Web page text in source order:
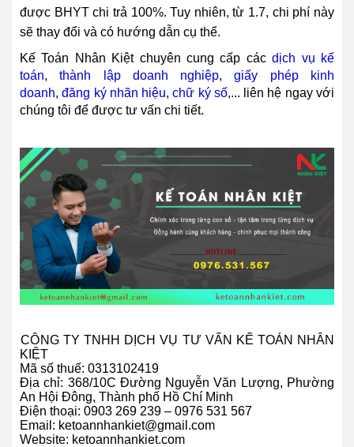
được BHYT chi trả 100%. Tuy nhiên, từ 1.7, chi phí này
sẽ thay đổi và có hướng dẫn cụ thể.
Kế Toán Nhân Kiệt chuyên cung cấp cácdịch vụ kế
toán,thành lập doanh nghiệp,giấy phép kinh
doanh,đăng ký nhãn hiệu,chữ ký số,... liên hệ ngay với
chúng tôi để được tư vấn chi tiết.
CÔNG TY TNHH DỊCH VỤ TƯ VẤN KẾ TOÁN NHÂN
KIỆT
Mã số thuế: 0313102419
Địa chỉ: 368/10C Đường Nguyễn Văn Lượng, Phường
An Hội Đông, Thành phố Hồ Chí Minh
Điện thoại: 0903 269 239 – 0976 531 567
Email: ketoannhankiet@gmail.com
Website: ketoannhankiet.com